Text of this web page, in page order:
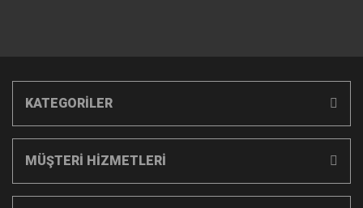
KATEGORİLER
MÜŞTERİ HİZMETLERİ